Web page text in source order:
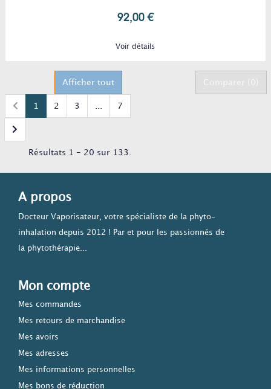
92,00 €
Voir détails
Afficher tout
1 2 3 7
Résultats 1 - 20 sur 133.
A propos
Docteur Vaporisateur, votre spécialiste de la phyto-
inhalation depuis 2012 ! Par et pour les passionnés de
la phytothérapie...
Mon compte
Mes commandes
Mes retours de marchandise
Mes avoirs
Mes adresses
Mes informations personnelles
Mes bons de réduction